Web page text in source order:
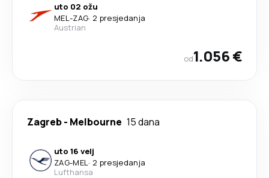
uto 02 ožu
MEL-ZAG· 2 presjedanja
Austrian
od1.056 €
Zagreb- Melbourne 15 dana
uto 16 velj
ZAG-MEL· 2 presjedanja
Lufthansa